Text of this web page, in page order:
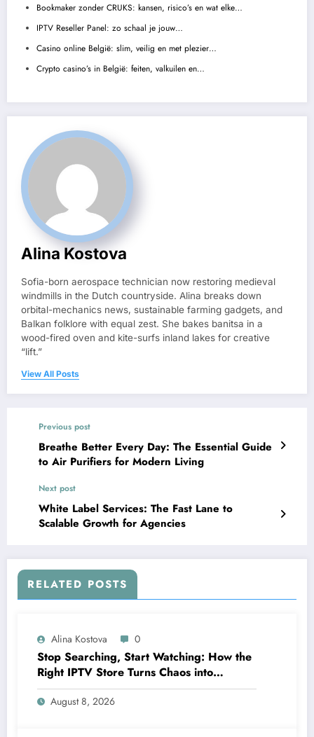
Bookmaker zonder CRUKS: kansen, risico’s en wat elke…
IPTV Reseller Panel: zo schaal je jouw…
Casino online België: slim, veilig en met plezier…
Crypto casino’s in België: feiten, valkuilen en…
Alina Kostova
Sofia-born aerospace technician now restoring medieval
windmills in the Dutch countryside. Alina breaks down
orbital-mechanics news, sustainable farming gadgets, and
Balkan folklore with equal zest. She bakes banitsa in a
wood-fired oven and kite-surfs inland lakes for creative
“lift.”
View All Posts
Previous post
Breathe Better Every Day: The Essential Guide
to Air Purifiers for Modern Living
Next post
White Label Services: The Fast Lane to
Scalable Growth for Agencies
RELATED POSTS
Alina Kostova 0
Stop Searching, Start Watching: How the
Right IPTV Store Turns Chaos into
Crystal‑Clear Entertainment
August 8, 2026